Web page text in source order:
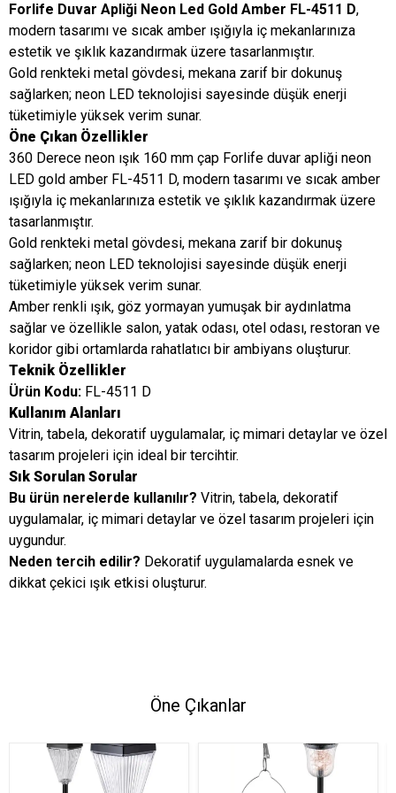
Forlife Duvar Apliği Neon Led Gold Amber FL-4511 D,
modern tasarımı ve sıcak amber ışığıyla iç mekanlarınıza
estetik ve şıklık kazandırmak üzere tasarlanmıştır.
Gold renkteki metal gövdesi, mekana zarif bir dokunuş
sağlarken; neon LED teknolojisi sayesinde düşük enerji
tüketimiyle yüksek verim sunar.
Öne Çıkan Özellikler
360 Derece neon ışık 160 mm çap Forlife duvar apliği neon
LED gold amber FL-4511 D, modern tasarımı ve sıcak amber
ışığıyla iç mekanlarınıza estetik ve şıklık kazandırmak üzere
tasarlanmıştır.
Gold renkteki metal gövdesi, mekana zarif bir dokunuş
sağlarken; neon LED teknolojisi sayesinde düşük enerji
tüketimiyle yüksek verim sunar.
Amber renkli ışık, göz yormayan yumuşak bir aydınlatma
sağlar ve özellikle salon, yatak odası, otel odası, restoran ve
koridor gibi ortamlarda rahatlatıcı bir ambiyans oluşturur.
Teknik Özellikler
Ürün Kodu: FL-4511 D
Kullanım Alanları
Vitrin, tabela, dekoratif uygulamalar, iç mimari detaylar ve özel
tasarım projeleri için ideal bir tercihtir.
Sık Sorulan Sorular
Bu ürün nerelerde kullanılır? Vitrin, tabela, dekoratif
uygulamalar, iç mimari detaylar ve özel tasarım projeleri için
uygundur.
Neden tercih edilir? Dekoratif uygulamalarda esnek ve
dikkat çekici ışık etkisi oluşturur.
Öne Çıkanlar